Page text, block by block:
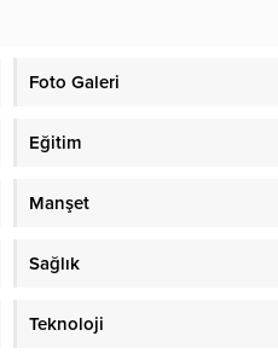
Foto Galeri
Eğitim
Manşet
Sağlık
Teknoloji